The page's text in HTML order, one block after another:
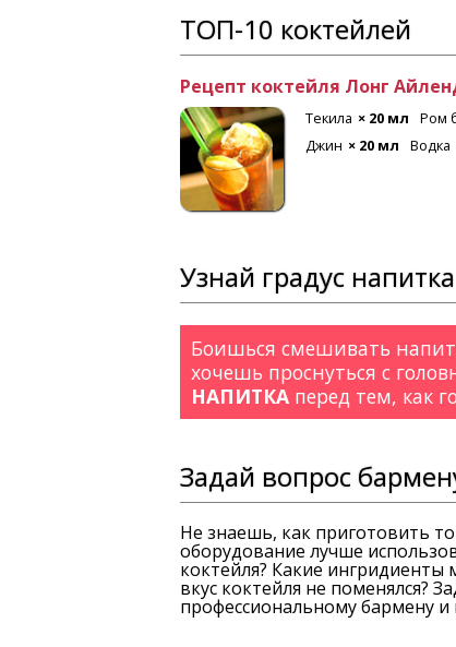
ТОП-10 коктейлей
Рецепт коктейля Лонг
Текила × 20 мл Ром
Джин × 20 мл Водка
Узнай градус напитка
Боишься смешивать
хочешь проснуться с
НАПИТКА перед тем, как
Задай вопрос
Не знаешь, как приготовить
оборудование лучше
коктейля? Какие
вкус коктейля не поменялся?
профессиональному бармену и